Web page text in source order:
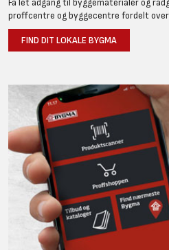
Få let adgang til byggematerialer og
proffcentre og byggecentre fordelt
FIND DIT LOKALE BYGMA